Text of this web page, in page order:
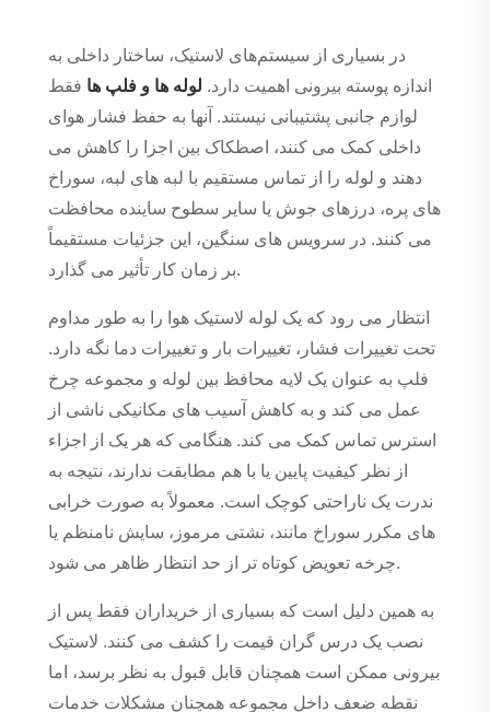
در بسیاری از سیستم‌های لاستیک، ساختار داخلی به
اندازه پوسته بیرونی اهمیت دارد. لوله ها و فلپ ها فقط
لوازم جانبی پشتیبانی نیستند. آنها به حفظ فشار هوای
داخلی کمک می کنند، اصطکاک بین اجزا را کاهش می
دهند و لوله را از تماس مستقیم با لبه های لبه، سوراخ
های پره، درزهای جوش یا سایر سطوح ساینده محافظت
می کنند. در سرویس های سنگین، این جزئیات مستقیماً
بر زمان کار تأثیر می گذارد.
انتظار می رود که یک لوله لاستیک هوا را به طور مداوم
تحت تغییرات فشار، تغییرات بار و تغییرات دما نگه دارد.
فلپ به عنوان یک لایه محافظ بین لوله و مجموعه چرخ
عمل می کند و به کاهش آسیب های مکانیکی ناشی از
استرس تماس کمک می کند. هنگامی که هر یک از اجزاء
از نظر کیفیت پایین یا با هم مطابقت ندارند، نتیجه به
ندرت یک ناراحتی کوچک است. معمولاً به صورت خرابی
های مکرر سوراخ مانند، نشتی مرموز، سایش نامنظم یا
چرخه تعویض کوتاه تر از حد انتظار ظاهر می شود.
به همین دلیل است که بسیاری از خریداران فقط پس از
نصب یک درس گران قیمت را کشف می کنند. لاستیک
بیرونی ممکن است همچنان قابل قبول به نظر برسد، اما
نقطه ضعف داخل مجموعه همچنان مشکلات خدمات